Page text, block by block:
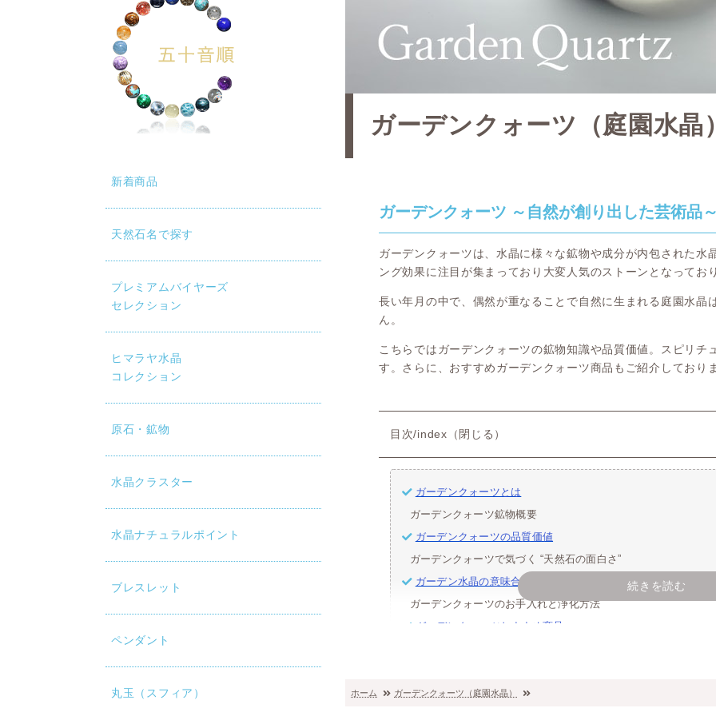
新着商品
天然石名で探す
プレミアムバイヤーズ
セレクション
ヒマラヤ水晶
コレクション
原石・鉱物
水晶クラスター
水晶ナチュラルポイント
ブレスレット
ペンダント
丸玉（スフィア）
ガーデンクォーツ（庭園水晶
ガーデンクォーツ ～自然が創り出した芸術品
ガーデンクォーツは、水晶に様々な鉱物や成分が内包された水
ング効果に注目が集まっており大変人気のストーンとなってお
長い年月の中で、偶然が重なることで自然に生まれる庭園水晶
ん。
こちらではガーデンクォーツの鉱物知識や品質価値。スピリチ
す。さらに、おすすめガーデンクォーツ商品もご紹介しており
続きを読む
目次/index（閉じる）
ガーデンクォーツとは
ガーデンクォーツ鉱物概要
ガーデンクォーツの品質価値
ガーデンクォーツで気づく “天然石の面白さ”
ガーデン水晶の意味合いやスピリチュアル効果
ガーデンクォーツのお手入れと浄化方法
ガーデンクォーツおすすめ商品
ホーム ガーデンクォーツ（庭園水晶）